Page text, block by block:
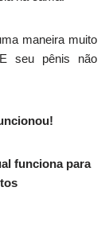
maneira muito
seu pênis não
funciona para